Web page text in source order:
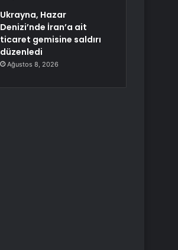
Ukrayna, Hazar
Denizi’nde İran’a ait
ticaret gemisine saldırı
düzenledi
Ağustos 8, 2026